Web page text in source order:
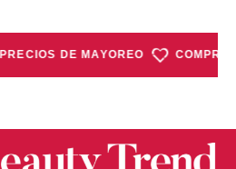
PRECIOS DE MAYOREO COMPRA